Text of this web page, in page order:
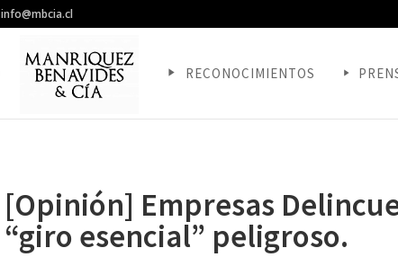
info@mbcia.cl
RECONOCIMIENTOS
[Opinión] Empresas
“giro esencial” peligroso.